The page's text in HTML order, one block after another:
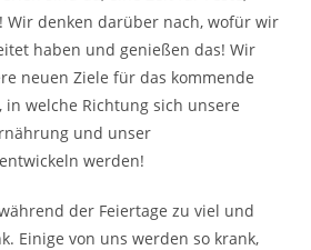
Wir denken darüber nach, wofür wir
haben und genießen das! Wir
neuen Ziele für das kommende
in welche Richtung sich unsere
und unser
werden!
der Feiertage zu viel und
Einige von uns werden so krank,